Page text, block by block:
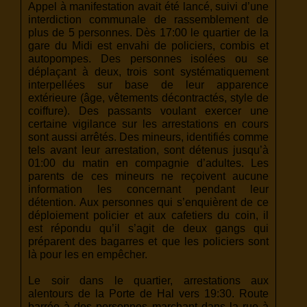
Appel à manifestation avait été lancé, suivi d’une
interdiction communale de rassemblement de
plus de 5 personnes. Dès 17:00 le quartier de la
gare du Midi est envahi de policiers, combis et
autopompes. Des personnes isolées ou se
déplaçant à deux, trois sont systématiquement
interpellées sur base de leur apparence
extérieure (âge, vêtements décontractés, style de
coiffure). Des passants voulant exercer une
certaine vigilance sur les arrestations en cours
sont aussi arrêtés. Des mineurs, identifiés comme
tels avant leur arrestation, sont détenus jusqu’à
01:00 du matin en compagnie d’adultes. Les
parents de ces mineurs ne reçoivent aucune
information les concernant pendant leur
détention. Aux personnes qui s’enquièrent de ce
déploiement policier et aux cafetiers du coin, il
est répondu qu’il s’agit de deux gangs qui
préparent des bagarres et que les policiers sont
là pour les en empêcher.
Le soir dans le quartier, arrestations aux
alentours de la Porte de Hal vers 19:30. Route